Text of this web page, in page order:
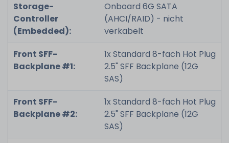
Storage-
Controller
(Embedded):
Onboard 6G SATA
(AHCI/RAID) - nicht
verkabelt
Front SFF-
Backplane #1:
1x Standard 8-fach Hot Plug
2.5" SFF Backplane (12G
SAS)
Front SFF-
Backplane #2:
1x Standard 8-fach Hot Plug
2.5" SFF Backplane (12G
SAS)